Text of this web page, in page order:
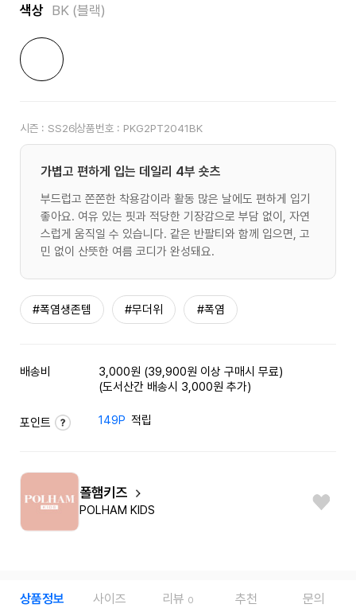
색상 BK (블랙)
시즌 : SS26상품번호 : PKG2PT2041BK
가볍고 편하게 입는 데일리 4부 숏츠
부드럽고 쫀쫀한 착용감이라 활동 많은 날에도 편하게 입기
좋아요. 여유 있는 핏과 적당한 기장감으로 부담 없이, 자연
스럽게 움직일 수 있습니다. 같은 반팔티와 함께 입으면, 고
민 없이 산뜻한 여름 코디가 완성돼요.
#폭염생존템 #무더위 #폭염
배송비
3,000원 (39,900원 이상 구매시 무료)
(도서산간 배송시 3,000원 추가)
포인트 149P 적립
폴햄키즈
POLHAM KIDS
상품정보 사이즈 리뷰 0 추천 문의